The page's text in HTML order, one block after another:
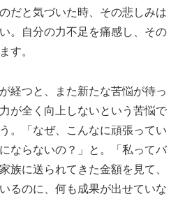
だと気づいた時、その悲しみは
。自分の力不足を痛感し、その
す。
経つと、また新たな苦悩が待っ
が全く向上しないという苦悩で
。「なぜ、こんなに頑張ってい
ならないの？」と。「私ってバ
族に送られてきた金額を見て、
るのに、何も成果が出せていな